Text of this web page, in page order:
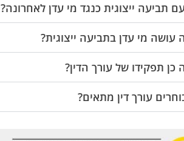
תביעה ייצוגית כנגד מי עדן לאחרונה?
עושה מי עדן בתביעה ייצוגית?
כן תפקידו של עורך הדין?
עורך דין מתאים?